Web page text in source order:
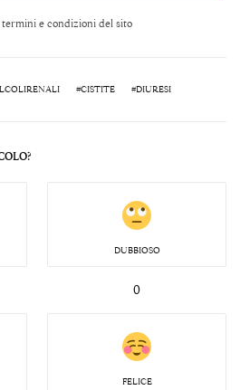
e condizioni del sito
#CISTITE #DIURESI
DUBBIOSO
0
FELICE